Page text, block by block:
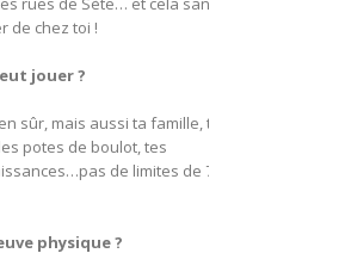
de chez toi !
jouer ?
sûr, mais aussi ta famille, tes
potes de boulot, tes
de limites de 7 à 90
physique ?